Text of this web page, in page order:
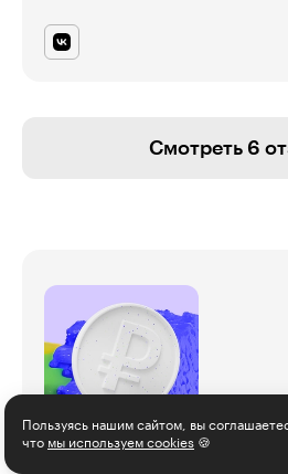
Смотреть 6
Пользуясь нашим сайтом, вы
что мы используем cookies 🍪